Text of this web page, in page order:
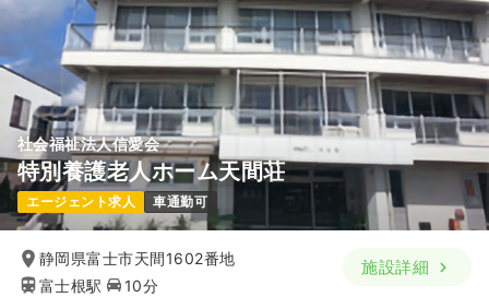
給与 21.0〜35.0万円/月 賞与3回
※一例
時間 7:00～19:00（休憩60分）
年間休日120日
4週8休以上 月給35万円以上可
気になる 詳細を見る
日勤のみ（パート） 一時募集休止
給与 お問い合わせください
時間 14:00～22:30
社会福祉法人信愛会
特別養護老人ホーム天間荘
エージェント求人 車通勤可
静岡県富士市天間1602番地
富士根駅
10分
施設詳細